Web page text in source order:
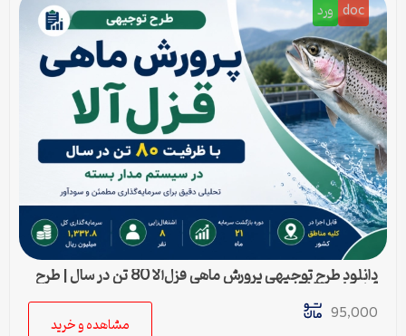
doc ورد
دانلود طرح توجیهی پرورش ماهی قزل‌آلا 80 تن در سال | طرح
آماده Word قابل ویرایش
95,000
مشاهده و خرید